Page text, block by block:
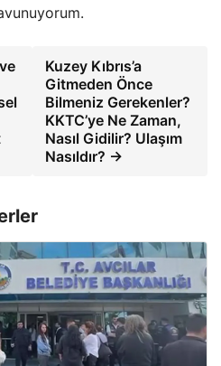
Kuzey Kıbrıs’a
Gitmeden Önce
Bilmeniz Gerekenler?
KKTC’ye Ne Zaman,
Nasıl Gidilir? Ulaşım
Nasıldır? →